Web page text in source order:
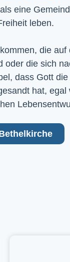
eine
leben.
die
oder die sich
dass Gott
hat,